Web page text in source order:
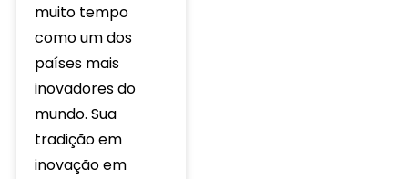
muito tempo
como um dos
países mais
inovadores do
mundo. Sua
tradição em
inovação em